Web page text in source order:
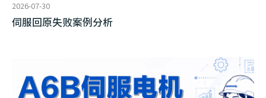
2026-07-30
伺服回原失败案例分析